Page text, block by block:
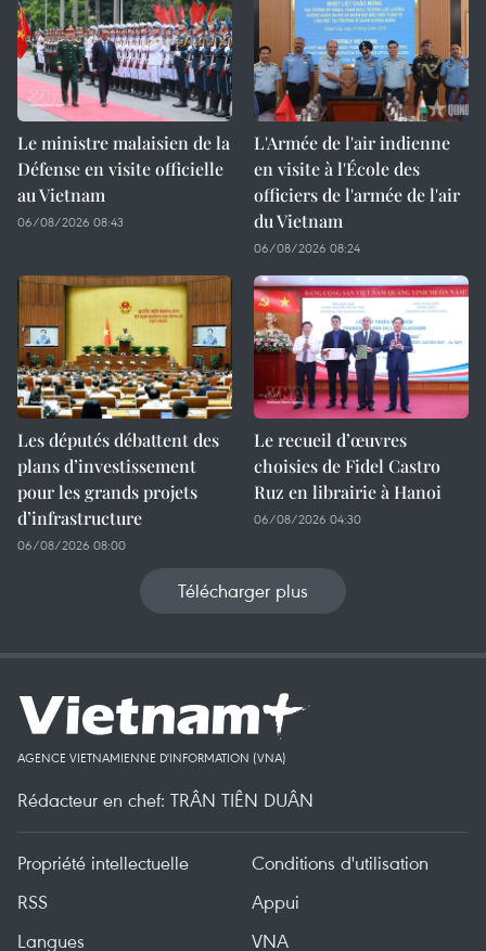
Le ministre malaisien de la
Défense en visite officielle
au Vietnam
06/08/2026 08:43
L'Armée de l'air indienne
en visite à l'École des
officiers de l'armée de l'air
du Vietnam
06/08/2026 08:24
Les députés débattent des
plans d’investissement
pour les grands projets
d’infrastructure
06/08/2026 08:00
Le recueil d’œuvres
choisies de Fidel Castro
Ruz en librairie à Hanoi
06/08/2026 04:30
Télécharger plus
AGENCE VIETNAMIENNE D'INFORMATION (VNA)
Rédacteur en chef: TRÂN TIÊN DUÂN
Propriété intellectuelle
Conditions d'utilisation
RSS
Appui
Langues
VNA